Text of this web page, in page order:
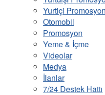
Yurtiçi Promosyon
Otomobil
Promosyon
Yeme & İçme
Videolar
Medya
İlanlar
7/24 Destek Hattı